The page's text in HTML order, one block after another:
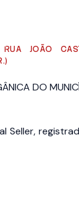
JOÃO
DO
Seller,